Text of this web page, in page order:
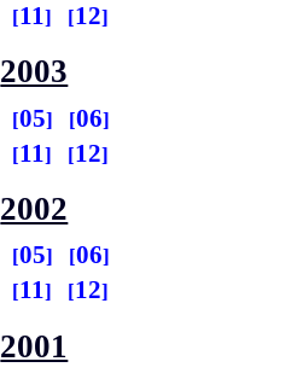
11 12
2003
05
06
11 12
2002
05
06
11 12
2001